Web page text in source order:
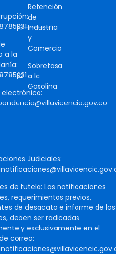
a la
electrónico:
Judiciales:
de tutela: Las notificaciones
requerimientos previos,
de desacato e informe de los
deben ser radicadas
y exclusivamente en el
correo:
Retención
de
Industría
y
Comercio
Sobretasa
a la
Gasolina